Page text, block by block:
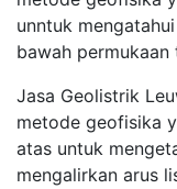
unntuk
bawah permukaan
Jasa Geolistrik
metode geofisika
atas untuk
mengalirkan arus